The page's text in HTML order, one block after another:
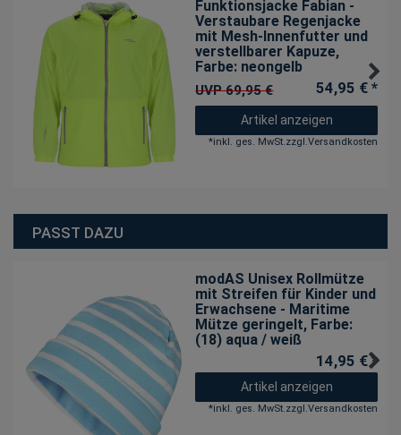
Funktionsjacke Fabian -
Verstaubare Regenjacke
mit Mesh-Innenfutter und
verstellbarer Kapuze,
Farbe: neongelb
UVP 69,95 € 54,95 € *
Artikel anzeigen
*inkl. ges. MwSt.zzgl.Versandkosten
PASST DAZU
modAS Unisex Rollmütze
mit Streifen für Kinder und
Erwachsene - Maritime
Mütze geringelt, Farbe:
(18) aqua / weiß
14,95 € *
Artikel anzeigen
*inkl. ges. MwSt.zzgl.Versandkosten